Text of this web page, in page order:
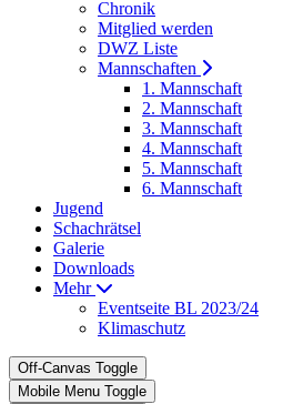
Chronik
Mitglied werden
DWZ Liste
Mannschaften
1. Mannschaft
2. Mannschaft
3. Mannschaft
4. Mannschaft
5. Mannschaft
6. Mannschaft
Jugend
Schachrätsel
Galerie
Downloads
Mehr
Eventseite BL 2023/24
Klimaschutz
Off-Canvas Toggle
Mobile Menu Toggle